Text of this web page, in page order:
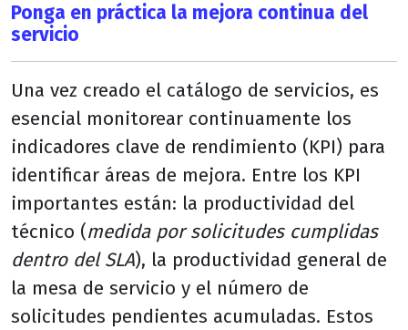
Ponga en práctica la mejora continua del
servicio
Una vez creado el catálogo de servicios, es
esencial monitorear continuamente los
indicadores clave de rendimiento (KPI) para
identificar áreas de mejora. Entre los KPI
importantes están: la productividad del
técnico (medida por solicitudes cumplidas
dentro del SLA), la productividad general de
la mesa de servicio y el número de
solicitudes pendientes acumuladas. Estos